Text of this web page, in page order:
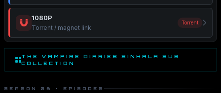
1080P
Torrent / magnet link
Torrent
THE VAMPIRE DIARIES SINHALA SUB
COLLECTION
SEASON 06 · EPISODES